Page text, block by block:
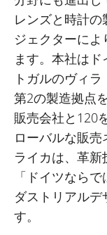
レンズと時計
ジェクターに
ます。本社は
トガルのヴィ
第2の製造拠点
販売会社と 120
ローバルな販売
ライカは、革新
「ドイツなら
ダストリアルデ
す。